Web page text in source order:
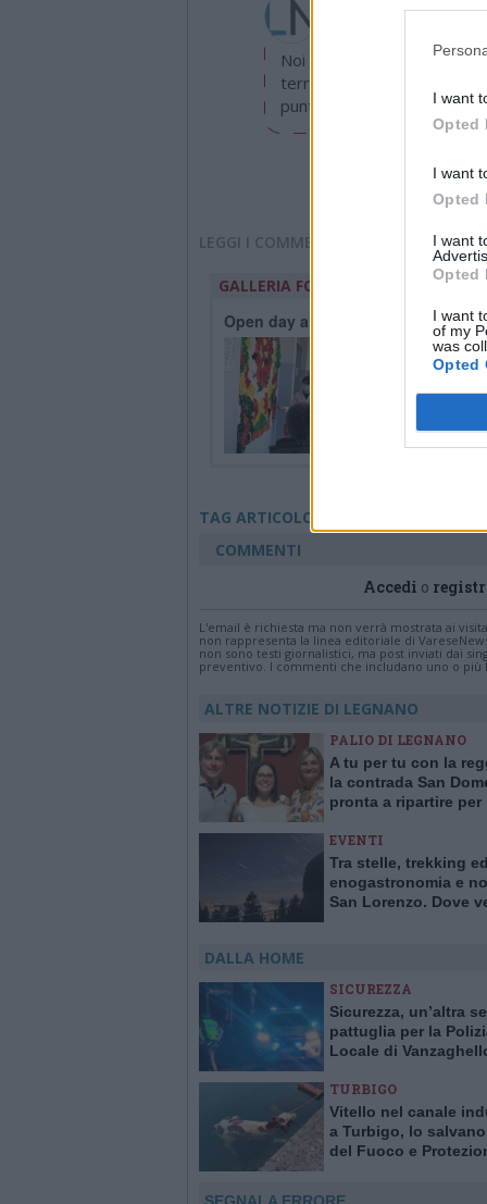
I want
Opted
I want
Opted
I want
Opted
I want
of my
was
Opted
Noi della redazione di
territorio e cerchiamo di
puntuale.
LEGGI I COMMENTI
GALLERIA FOTOGRAFICA
Open day alle Bonvesin de la Riva
TAG ARTICOLO
COMMENTI
Accedi o
L'email è richiesta ma non verrà mostrata ai
non rappresenta la linea editoriale di
non sono testi giornalistici, ma post inviati dai
preventivo. I commenti che includano uno o
ALTRE NOTIZIE DI LEGNANO
PALIO DI LEGNANO
A tu per tu con la
la contrada San
pronta a ripartire per
EVENTI
Tra stelle, trekking ed
enogastronomia e
San Lorenzo. Dove
DALLA HOME
SICUREZZA
Sicurezza, un’altra
pattuglia per la
Locale di
TURBIGO
Vitello nel canale
a Turbigo, lo
del Fuoco e